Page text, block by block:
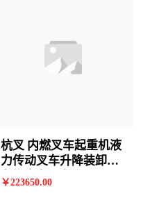
杭叉 内燃叉车起重机液
力传动叉车升降装卸铲
车堆高车叉车
￥223650.00